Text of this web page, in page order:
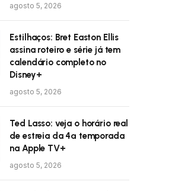
agosto 5, 2026
Estilhaços: Bret Easton Ellis
assina roteiro e série já tem
calendário completo no
Disney+
agosto 5, 2026
Ted Lasso: veja o horário real
de estreia da 4ª temporada
na Apple TV+
agosto 5, 2026